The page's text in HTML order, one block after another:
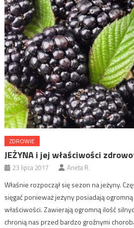
ZDROWIE
JEŻYNA i jej właściwości
23 lipca 2017 Aneta R.
Właśnie rozpoczął się sezon na jeżyny.
sięgać ponieważ jeżyny posiadają
właściwości. Zawierają ogromną ilość
chronią nas przed bardzo groźnymi